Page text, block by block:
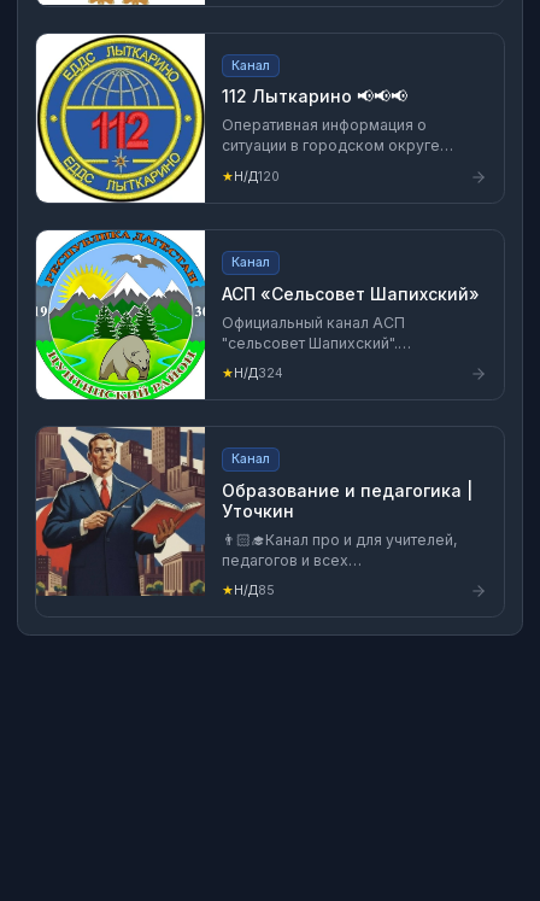
#верныеответы #ответы
#заданияогэ #заданияегэ
#итоговоесочинение #изложение
#всеответы #олимпиады #учиру
#русскиймедвежонок
#викторины
Канал
112 Лыткарино 📢📢📢
Оперативная информация о
ситуации в городском округе
Лыткарино. Единая дежурно-
диспетчерская служба Лыткарино:
8(495) 555-24-24, 8(495)555-70-
01, 8(929)529-86-60, «112».
★Н/Д120
Канал
АСП «Сельсовет Шапихский»
Официальный канал АСП
"сельсовет Шапихский".
Официальный сайт АСП:
https://shapixskij-
r82.gosweb.gosuslugi.ru/ Страница
ВК: https://vk.com/shapihasp Почта:
aspshapih12@mail.ru
★Н/Д324
Канал
Образование и педагогика |
Уточкин
👨🏻‍🎓Канал про и для учителей,
педагогов и всех
заинтересованных: - полезные
материалы; - анонсы событий и
конкурсов; - честные мысли; -
★ Н/Д85